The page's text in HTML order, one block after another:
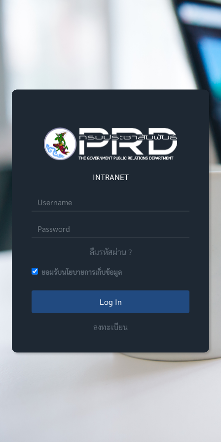
INTRANET
ลืมรหัสผ่าน ?
ยอมรับนโยบายการเก็บข้อมูล
Log In
ลงทะเบียน